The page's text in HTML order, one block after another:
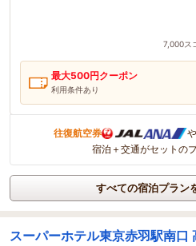
7,000ス
最大500円クーポン
利用条件あり
往復航空券 や
宿泊＋交通がセットの
すべての宿泊プラン
スーパーホテル東京赤羽駅南口